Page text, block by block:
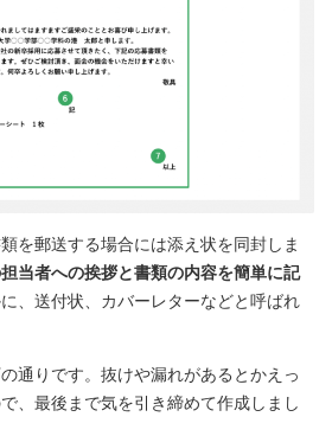
を郵送する場合には添え状を同封しま
当者への挨拶と書類の内容を簡単に記
、送付状、カバーレターなどと呼ばれ
通りです。抜けや漏れがあるとかえっ
、最後まで気を引き締めて作成しまし